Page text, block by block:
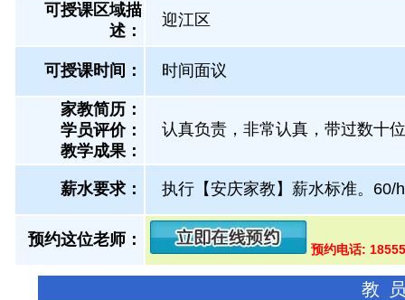
可授课区域描
述：
迎江区
可授课时间： 时间面议
家教简历：
学员评价：
教学成果：
认真负责，非常认真，带过数十
薪水要求： 执行【安庆家教】薪水标准。60/h
预约这位老师：
预约电话:
教